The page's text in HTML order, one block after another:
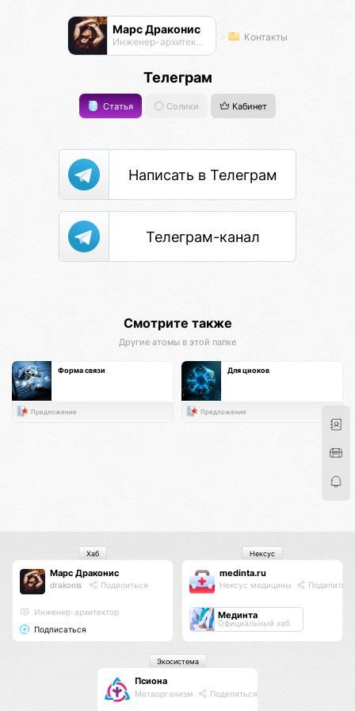
Марс Драконис
Инженер-архитектор Контакты
Телеграм
Статья Солики Кабинет
Написать в Телеграм
Телеграм-канал
Смотрите также
Другие атомы в этой папке
Форма связи
Предложение
Для циоков
Предложение
Марс Драконис
drakonis Поделиться
Инженер-архитектор
Подписаться
Хаб
medinta.ru
Нексус медицины Поделиться
Мединта
Официальный хаб
Нексус
Псиона
Метаорганизм Поделиться
Экосистема